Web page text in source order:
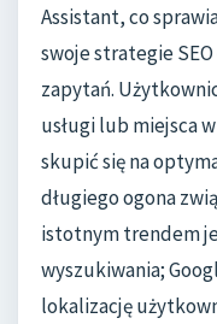
Assistant, co
swoje strategie
zapytań.
usługi lub miejsca
skupić się na
długiego ogona
istotnym trendem
wyszukiwania;
lokalizację